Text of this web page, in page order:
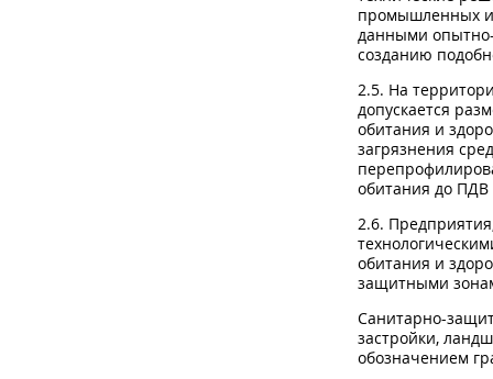
промышленных
данными
созданию
2.5. На
допускается
обитания и
загрязнения
обитания до
2.6.
обитания и
защитными
Санитарно-
застройки,
обозначением